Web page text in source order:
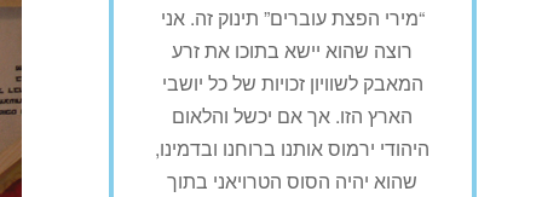
“מירי הפצת עוברים” תינוק זה. אני
רוצה שהוא יישא בתוכו את זרע
המאבק לשוויון זכויות של כל יושבי
הארץ הזו. אך אם יכשל והלאום
היהודי ירמוס אותנו ברוחנו ובדמינו,
שהוא יהיה הסוס הטרויאני בתוך